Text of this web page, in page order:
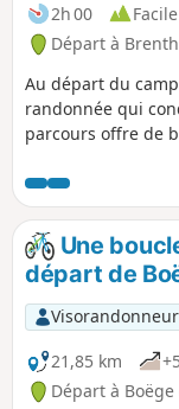
2h 00
Facile
Départ à
Au départ du
randonnée qui
parcours offre de
d'apprécier le
Une
départ de
Visorandonneur
21,85 km
Départ à Boëge